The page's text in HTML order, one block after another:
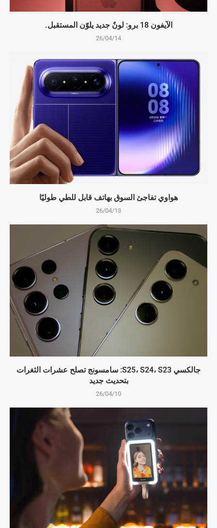
الآيفون 18 برو: لونٌ جديد يلوّن المستقبل.
26/04/14
هواوي تفاجئ السوق بهاتف قابل للطي طوليًا
26/04/13
جالكسي S25، S24، S23: سامسونج تصلح عشرات الثغرات
بتحديث جديد
26/04/10